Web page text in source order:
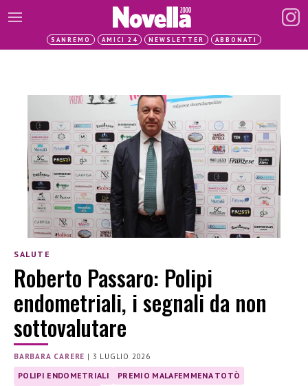
SANREMO AMICI 24 NEWSLETTER ABBONATI
SALUTE
Roberto Passaro: Polipi
endometriali, i segnali da non
sottovalutare
BARBARA CARERE | 3 LUGLIO 2026
POLIPI ENDOMETRIALI
PREMIO MALAFEMMENA TOTÒ